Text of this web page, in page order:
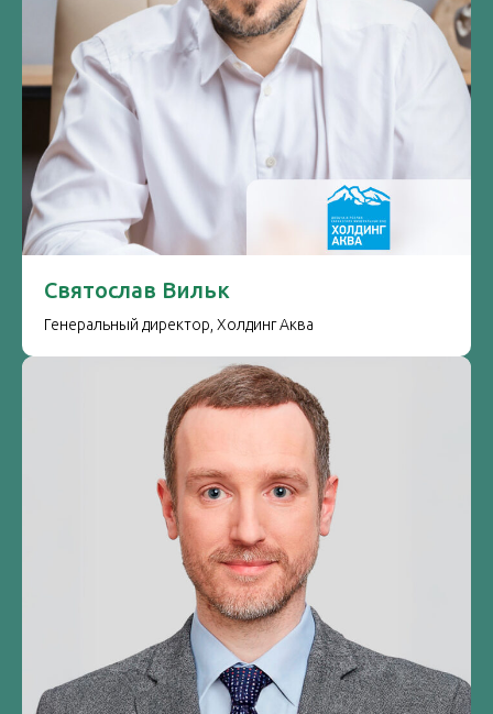
Святослав Вильк
Генеральный директор, Холдинг Аква